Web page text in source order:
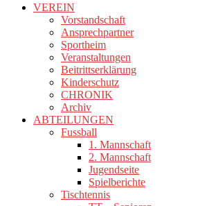
VEREIN
Vorstandschaft
Ansprechpartner
Sportheim
Veranstaltungen
Beitrittserklärung
Kinderschutz
CHRONIK
Archiv
ABTEILUNGEN
Fussball
1. Mannschaft
2. Mannschaft
Jugendseite
Spielberichte
Tischtennis